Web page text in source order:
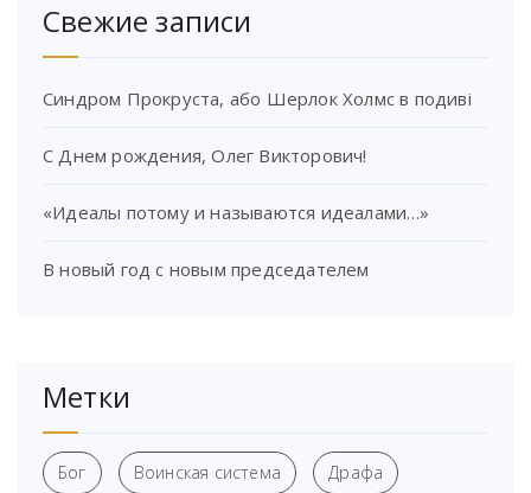
Свежие записи
Синдром Прокруста, або Шерлок Холмс в подиві
С Днем рождения, Олег Викторович!
«Идеалы потому и называются идеалами…»
В новый год с новым председателем
Метки
Бог Воинская система Драфа